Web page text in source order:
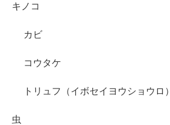
キノコ
カビ
コウタケ
トリュフ（イボセイヨウショウロ）
虫